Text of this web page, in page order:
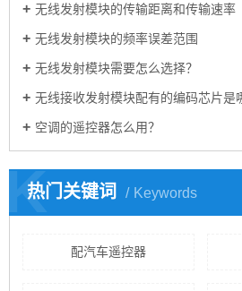
无线发射模块的传输距离和传输速率
无线发射模块的频率误差范围
无线发射模块需要怎么选择？
无线接收发射模块配有的编码芯片是
空调的遥控器怎么用？
热门关键词 Keywords
K
配汽车遥控器